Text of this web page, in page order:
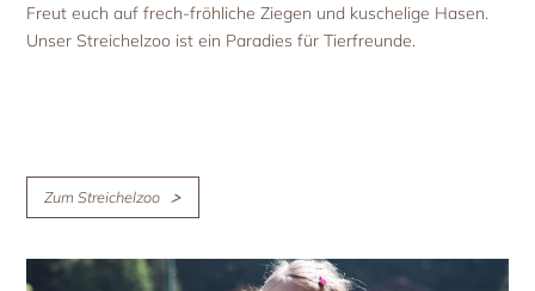
Freut euch auf frech-fröhliche Ziegen und kuschelige Hasen.
Unser Streichelzoo ist ein Paradies für Tierfreunde.
Zum Streichelzoo